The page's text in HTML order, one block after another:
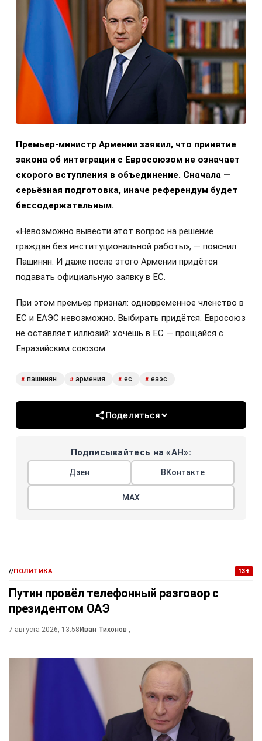
Премьер-министр Армении заявил, что принятие
закона об интеграции с Евросоюзом не означает
скорого вступления в объединение. Сначала —
серьёзная подготовка, иначе референдум будет
бессодержательным.
«Невозможно вывести этот вопрос на решение
граждан без институциональной работы», — пояснил
Пашинян. И даже после этого Армении придётся
подавать официальную заявку в ЕС.
При этом премьер признал: одновременное членство в
ЕС и ЕАЭС невозможно. Выбирать придётся. Евросоюз
не оставляет иллюзий: хочешь в ЕС — прощайся с
Евразийским союзом.
# пашинян # армения # ес # еаэс
Поделиться
Подписывайтесь на «АН»:
Дзен ВКонтакте
МАХ
//ПОЛИТИКА 13+
Путин провёл телефонный разговор с
президентом ОАЭ
7 августа 2026, 13:58 Иван Тихонов ,